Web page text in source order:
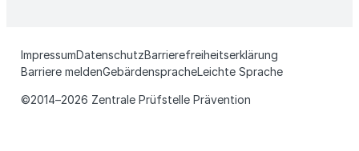
ImpressumDatenschutzBarrierefreiheitserklärung
Barriere meldenGebärdenspracheLeichte Sprache
©2014–2026 Zentrale Prüfstelle Prävention